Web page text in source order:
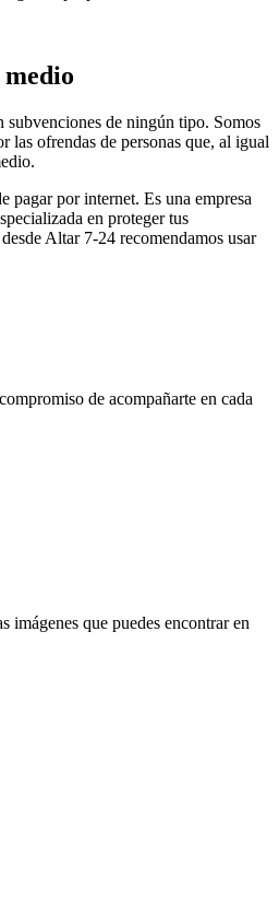
medio
subvenciones de ningún tipo. Somos
las ofrendas de personas que, al igual
pagar por internet. Es una empresa
en proteger tus
Altar 7-24 recomendamos usar
de acompañarte en cada
imágenes que puedes encontrar en